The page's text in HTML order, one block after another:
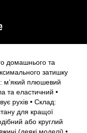
домашнього та
затишку
м’який плюшевий
та еластичний •
рухів • Склад:
для кращої
або круглий
(деякі моделі) •